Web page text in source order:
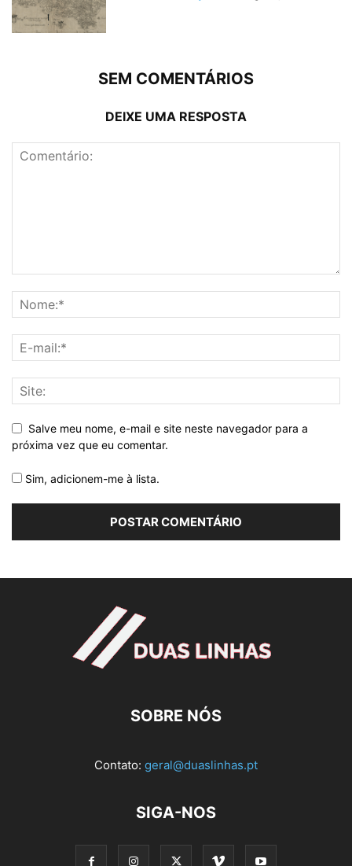
SEM COMENTÁRIOS
DEIXE UMA RESPOSTA
Salve meu nome, e-mail e site neste navegador para a
próxima vez que eu comentar.
Sim, adicionem-me à lista.
SOBRE NÓS
Contato: geral@duaslinhas.pt
SIGA-NOS